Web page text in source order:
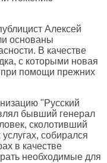
Алексей
основаны
В качестве
с которыми новая
при помощи прежних
"Русский
бывший генерал
сколотивший
собирался
в качестве
необходимые для